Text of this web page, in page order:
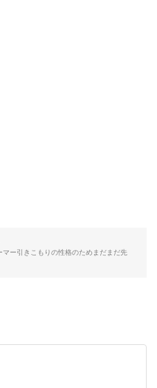
ー引きこもりの性格のためまだまだ先